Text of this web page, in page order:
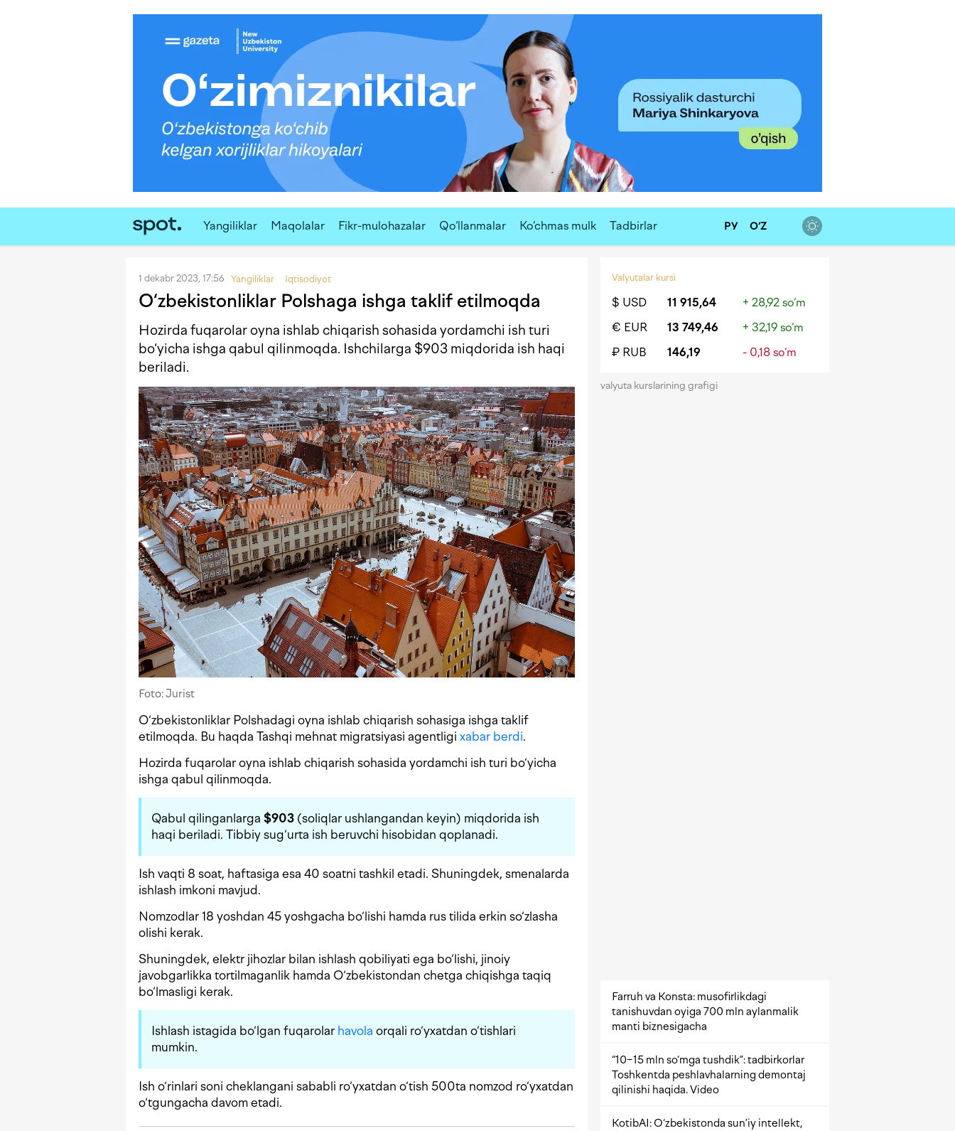
Yangiliklar Maqolalar Fikr-mulohazalar Qo‘llanmalar Ko‘chmas mulk Tadbirlar РУ O‘Z
1 dekabr 2023, 17:56 Yangiliklar Iqtisodiyot
O‘zbekistonliklar Polshaga ishga taklif etilmoqda
Hozirda fuqarolar oyna ishlab chiqarish sohasida yordamchi ish turi
bo‘yicha ishga qabul qilinmoqda. Ishchilarga $903 miqdorida ish haqi
beriladi.
Foto: Jurist
O‘zbekistonliklar Polshadagi oyna ishlab chiqarish sohasiga ishga taklif
etilmoqda. Bu haqda Tashqi mehnat migratsiyasi agentligi xabar berdi.
Hozirda fuqarolar oyna ishlab chiqarish sohasida yordamchi ish turi bo‘yicha
ishga qabul qilinmoqda.
Qabul qilinganlarga $903 (soliqlar ushlangandan keyin) miqdorida ish
haqi beriladi. Tibbiy sug‘urta ish beruvchi hisobidan qoplanadi.
Ish vaqti 8 soat, haftasiga esa 40 soatni tashkil etadi. Shuningdek, smenalarda
ishlash imkoni mavjud.
Nomzodlar 18 yoshdan 45 yoshgacha bo‘lishi hamda rus tilida erkin so‘zlasha
olishi kerak.
Shuningdek, elektr jihozlar bilan ishlash qobiliyati ega bo‘lishi, jinoiy
javobgarlikka tortilmaganlik hamda O‘zbekistondan chetga chiqishga taqiq
bo‘lmasligi kerak.
Ishlash istagida bo‘lgan fuqarolar havola orqali ro‘yxatdan o‘tishlari
mumkin.
Ish o‘rinlari soni cheklangani sababli ro‘yxatdan o‘tish 500ta nomzod ro‘yxatdan
o‘tgungacha davom etadi.
Valyutalar kursi
$ USD 11 915,64
+ 28,92 so‘m
€ EUR
13 749,46
+ 32,19 so‘m
₽ RUB
146,19 - 0,18 so‘m
valyuta kurslarining grafigi
Farruh va Konsta: musofirlikdagi
tanishuvdan oyiga 700 mln aylanmalik
manti biznesigacha
“10−15 mln so‘mga tushdik”: tadbirkorlar
Toshkentda peshlavhalarning demontaj
qilinishi haqida. Video
KotibAI: O‘zbekistonda sun’iy intellekt,